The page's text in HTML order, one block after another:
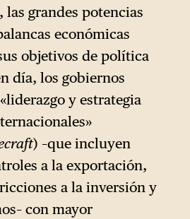
las grandes potencias
económicas
objetivos de política
día, los gobiernos
y estrategia
) –que incluyen
a la exportación,
a la inversión y
con mayor